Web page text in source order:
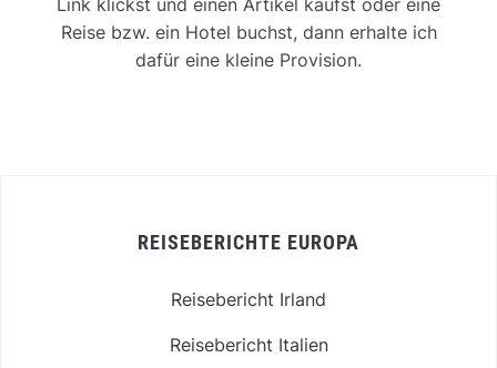
Reise bzw. ein Hotel buchst, dann erhalte ich
dafür eine kleine Provision.
REISEBERICHTE EUROPA
Reisebericht Irland
Reisebericht Italien